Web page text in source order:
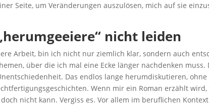
Seite, um Veränderungen auszulösen, mich auf sie
nicht leiden
Arbeit, bin ich nicht nur ziemlich klar, sondern auch
über die ich mal eine Ecke länger nachdenken
Das endlos lange herumdiskutieren,
Wenn mir ein Roman erzählt
nicht kann. Vergiss es. Vor allem im beruflichen